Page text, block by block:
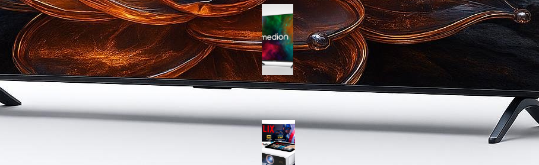
Medion 55″ QLED 4K
MD855701, smart TV completa
con Dolby Vision e app
integrate in offerta su Amazon
Mini proiettore smart 4K con
WiFi 6 e touchscreen, il